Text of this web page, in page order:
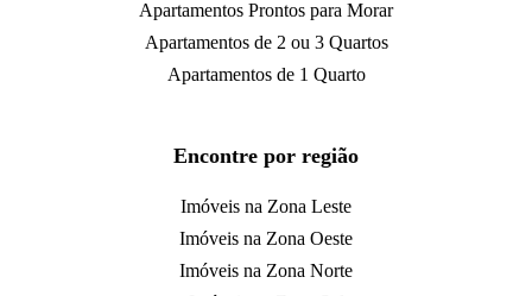
Apartamentos Prontos para Morar
Apartamentos de 2 ou 3 Quartos
Apartamentos de 1 Quarto
Encontre por região
Imóveis na Zona Leste
Imóveis na Zona Oeste
Imóveis na Zona Norte